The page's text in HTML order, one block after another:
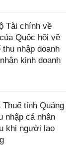
Tài chính về
Quốc hội về
nhập doanh
kinh doanh
tỉnh Quảng
nhập cá nhân
khi người lao